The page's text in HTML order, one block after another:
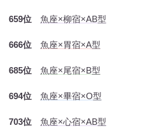
659位 魚座×柳宿×AB型
666位 魚座×胃宿×A型
685位 魚座×尾宿×B型
694位 魚座×畢宿×O型
703位 魚座×心宿×AB型